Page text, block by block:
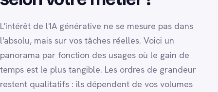
L'intérêt de l'IA générative ne se mesure pas dans
l'absolu, mais sur vos tâches réelles. Voici un
panorama par fonction des usages où le gain de
temps est le plus tangible. Les ordres de grandeur
restent qualitatifs : ils dépendent de vos volumes